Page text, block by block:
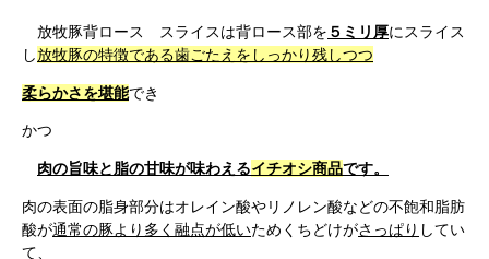
放牧豚背ロース スライスは背ロース部を ５ミリ厚にスライス
し放牧豚の特徴である歯ごたえをしっかり残しつつ
柔らかさを堪能でき
かつ
肉の旨味と脂の甘味が味わえるイチオシ商品です。
肉の表面の脂身部分はオレイン酸やリノレン酸などの不飽和脂肪
酸が通常の豚より多く融点が低いためくちどけがさっぱり してい
て、